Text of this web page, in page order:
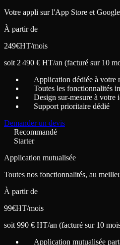
Votre appli sur l'App Store et
À partir de
249€HT/mois
soit 2 490 € HT/an (facturé sur 10
Application dédiée à votre
Toutes les fonctionnalités
Design sur-mesure à votre
Support prioritaire dédié
Demander un devis
Recommandé
Starter
Application mutualisée
Toutes nos fonctionnalités, au
À partir de
99€HT/mois
soit 990 € HT/an (facturé sur 10
Application mutualisée